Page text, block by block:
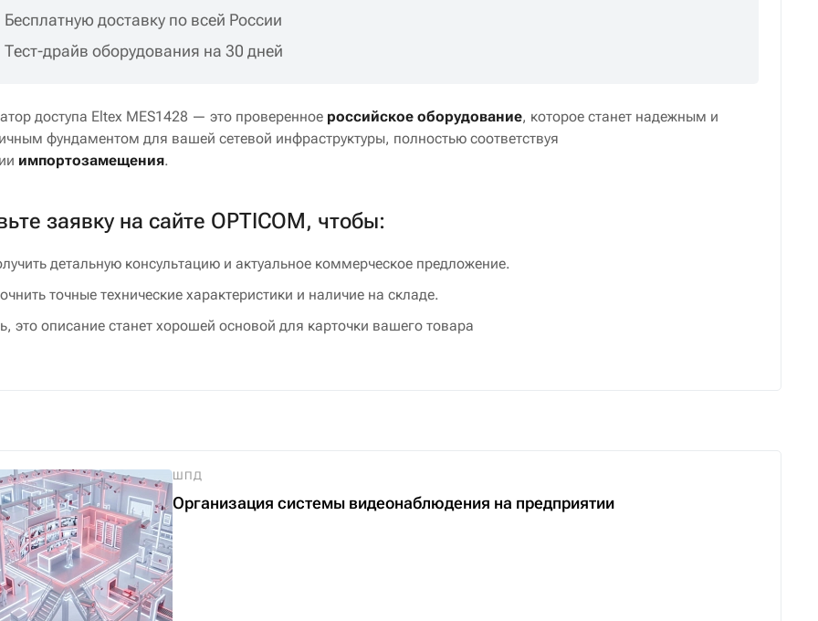
Бесплатную доставку по всей России
Тест-драйв оборудования на 30 дней
доступа Eltex MES1428 — это проверенное российское оборудование, которое станет надежным и
фундаментом для вашей сетевой инфраструктуры, полностью соответствуя
импортозамещения.
заявку на сайте OPTICOM, чтобы:
детальную консультацию и актуальное коммерческое предложение.
точные технические характеристики и наличие на складе.
это описание станет хорошей основой для карточки вашего товара
ШПД
Организация системы видеонаблюдения на предприятии